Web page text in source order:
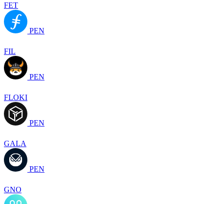
FET
PEN
FIL
PEN
FLOKI
PEN
GALA
PEN
GNO